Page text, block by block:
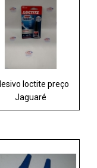
loctite preço
Jaguaré